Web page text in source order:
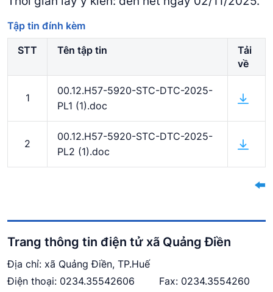
Tập tin đính kèm
STT
Tên tập tin
Tải
về
1
00.12.H57-5920-STC-DTC-2025-
PL1 (1).doc
2
00.12.H57-5920-STC-DTC-2025-
PL2 (1).doc
Trang thông tin điện tử xã Quảng Điền
Địa chỉ: xã Quảng Điền, TP.Huế
Điện thoại: 0234.35542606 Fax: 0234.3554260